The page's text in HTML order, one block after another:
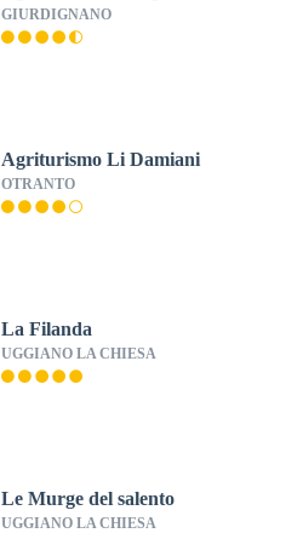
GIURDIGNANO
Agriturismo Li Damiani
OTRANTO
La Filanda
UGGIANO LA CHIESA
Le Murge del salento
UGGIANO LA CHIESA